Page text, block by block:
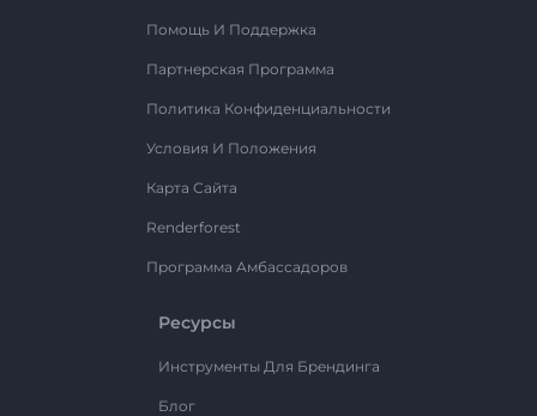
Помощь И Поддержка
Партнерская Программа
Политика Конфиденциальности
Условия И Положения
Карта Сайта
Renderforest
Программа Амбассадоров
Ресурсы
Инструменты Для Брендинга
Блог